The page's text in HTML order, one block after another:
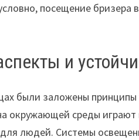
посещение
и
были заложены принципы
окружающей среды
для людей. Системы